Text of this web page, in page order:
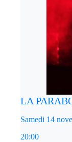
LA
Samedi 14
20:00